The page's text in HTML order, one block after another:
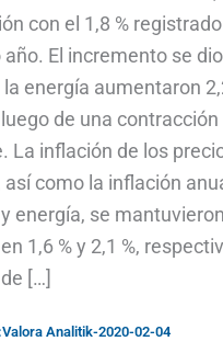
con el 1,8 %
El incremento se
energía aumentaron
de una contracción
La inflación de los
como la inflación
energía, se
1,6 % y 2,1 %,
[…]
Valora Analitik-2020-02-04